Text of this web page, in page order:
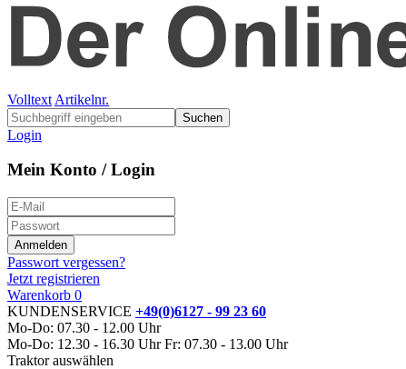
Volltext Artikelnr.
Suchen
Login
Mein Konto / Login
Passwort vergessen?
Jetzt registrieren
Warenkorb 0
KUNDENSERVICE +49(0)6127 - 99 23 60
Mo-Do: 07.30 - 12.00 Uhr
Mo-Do: 12.30 - 16.30 Uhr Fr: 07.30 - 13.00 Uhr
Traktor auswählen